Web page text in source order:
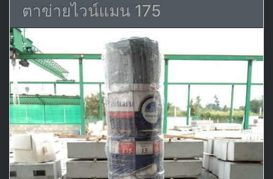
ตาข่ายไวน์แมน 175